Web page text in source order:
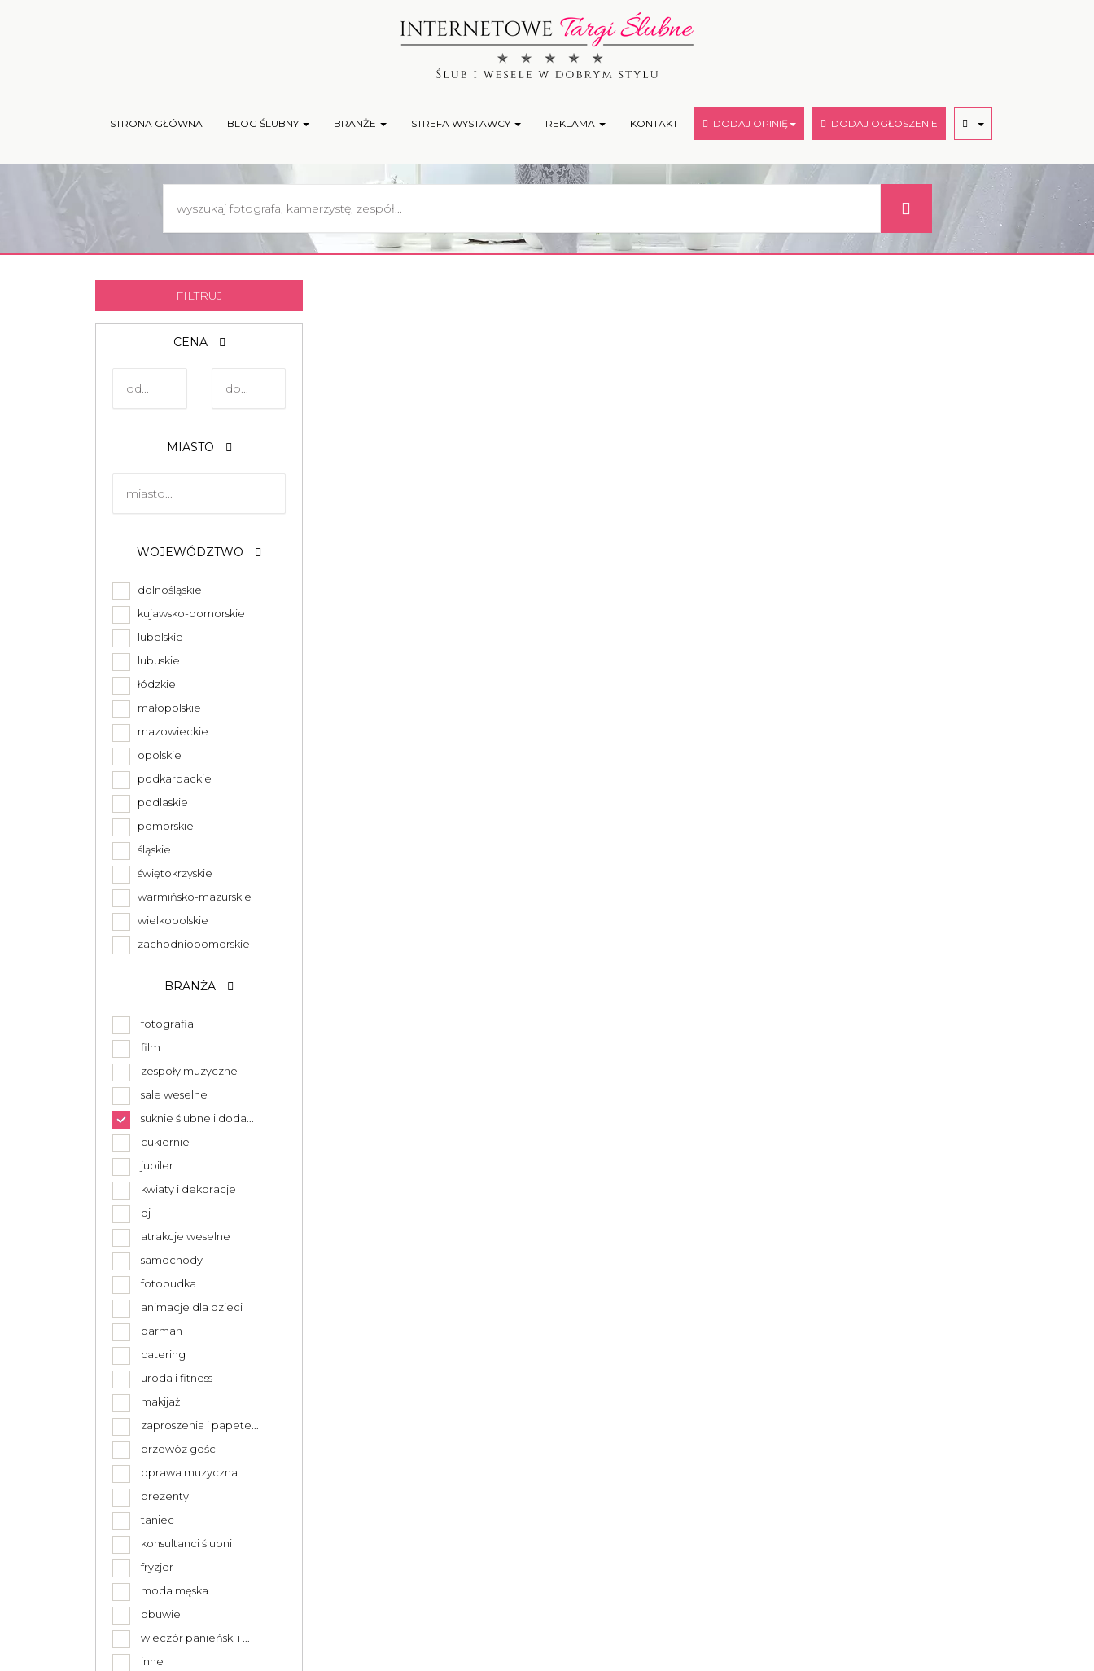
STRONA GŁÓWNA BLOG ŚLUBNY BRANŻE STREFA WYSTAWCY REKLAMA KONTAKT DODAJ OPINIĘ DODAJ OGŁOSZENIE
FILTRUJ
CENA
MIASTO
WOJEWÓDZTWO
dolnośląskie
kujawsko-pomorskie
lubelskie
lubuskie
łódzkie
małopolskie
mazowieckie
opolskie
podkarpackie
podlaskie
pomorskie
śląskie
świętokrzyskie
warmińsko-mazurskie
wielkopolskie
zachodniopomorskie
BRANŻA
fotografia
film
zespoły muzyczne
sale weselne
suknie ślubne i doda...
cukiernie
jubiler
kwiaty i dekoracje
dj
atrakcje weselne
samochody
fotobudka
animacje dla dzieci
barman
catering
uroda i fitness
makijaż
zaproszenia i papete...
przewóz gości
oprawa muzyczna
prezenty
taniec
konsultanci ślubni
fryzjer
moda męska
obuwie
wieczór panieński i ...
inne